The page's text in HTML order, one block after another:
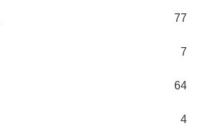
77
7
64
4